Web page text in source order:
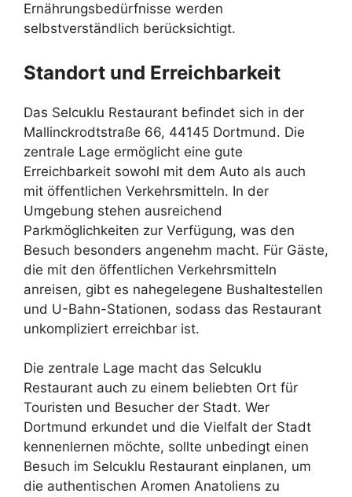
Ernährungsbedürfnisse werden
selbstverständlich berücksichtigt.
Standort und Erreichbarkeit
Das Selcuklu Restaurant befindet sich in der
Mallinckrodtstraße 66, 44145 Dortmund. Die
zentrale Lage ermöglicht eine gute
Erreichbarkeit sowohl mit dem Auto als auch
mit öffentlichen Verkehrsmitteln. In der
Umgebung stehen ausreichend
Parkmöglichkeiten zur Verfügung, was den
Besuch besonders angenehm macht. Für Gäste,
die mit den öffentlichen Verkehrsmitteln
anreisen, gibt es nahegelegene Bushaltestellen
und U-Bahn-Stationen, sodass das Restaurant
unkompliziert erreichbar ist.
Die zentrale Lage macht das Selcuklu
Restaurant auch zu einem beliebten Ort für
Touristen und Besucher der Stadt. Wer
Dortmund erkundet und die Vielfalt der Stadt
kennenlernen möchte, sollte unbedingt einen
Besuch im Selcuklu Restaurant einplanen, um
die authentischen Aromen Anatoliens zu